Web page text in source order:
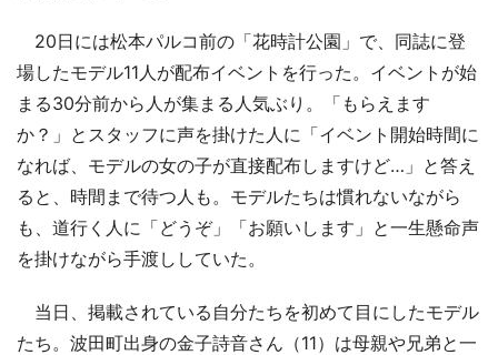
20日には松本パルコ前の「花時計公園」で、同誌に登
場したモデル11人が配布イベントを行った。イベントが始
まる30分前から人が集まる人気ぶり。「もらえます
か？」とスタッフに声を掛けた人に「イベント開始時間に
なれば、モデルの女の子が直接配布しますけど…」と答え
ると、時間まで待つ人も。モデルたちは慣れないながら
も、道行く人に「どうぞ」「お願いします」と一生懸命声
を掛けながら手渡ししていた。
当日、掲載されている自分たちを初めて目にしたモデル
たち。波田町出身の金子詩音さん（11）は母親や兄弟と一